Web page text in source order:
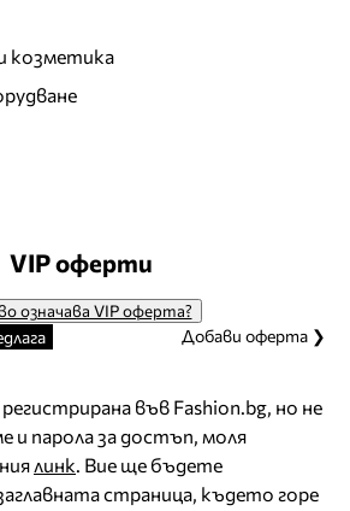
козметика
VIP оферти
означава VIP оферта?
Добави оферта ❯
във Fashion.bg, но не
и парола за достъп, моля
линк. Вие ще бъдете
страница, където горе